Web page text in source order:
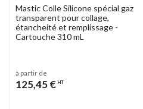
Mastic Colle Silicone spécial gaz
transparent pour collage,
étancheité et remplissage -
Cartouche 310 mL
à partir de
125,45 € HT